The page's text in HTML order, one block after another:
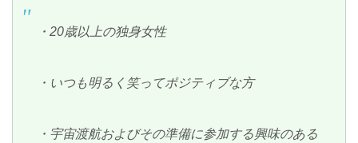
・20歳以上の独身女性
・いつも明るく笑ってポジティブな方
・宇宙渡航およびその準備に参加する興味のある